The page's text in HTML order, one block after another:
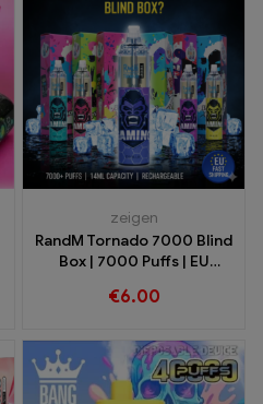
zeigen
RandM Tornado 7000 Blind
Box | 7000 Puffs | EU
€6.00